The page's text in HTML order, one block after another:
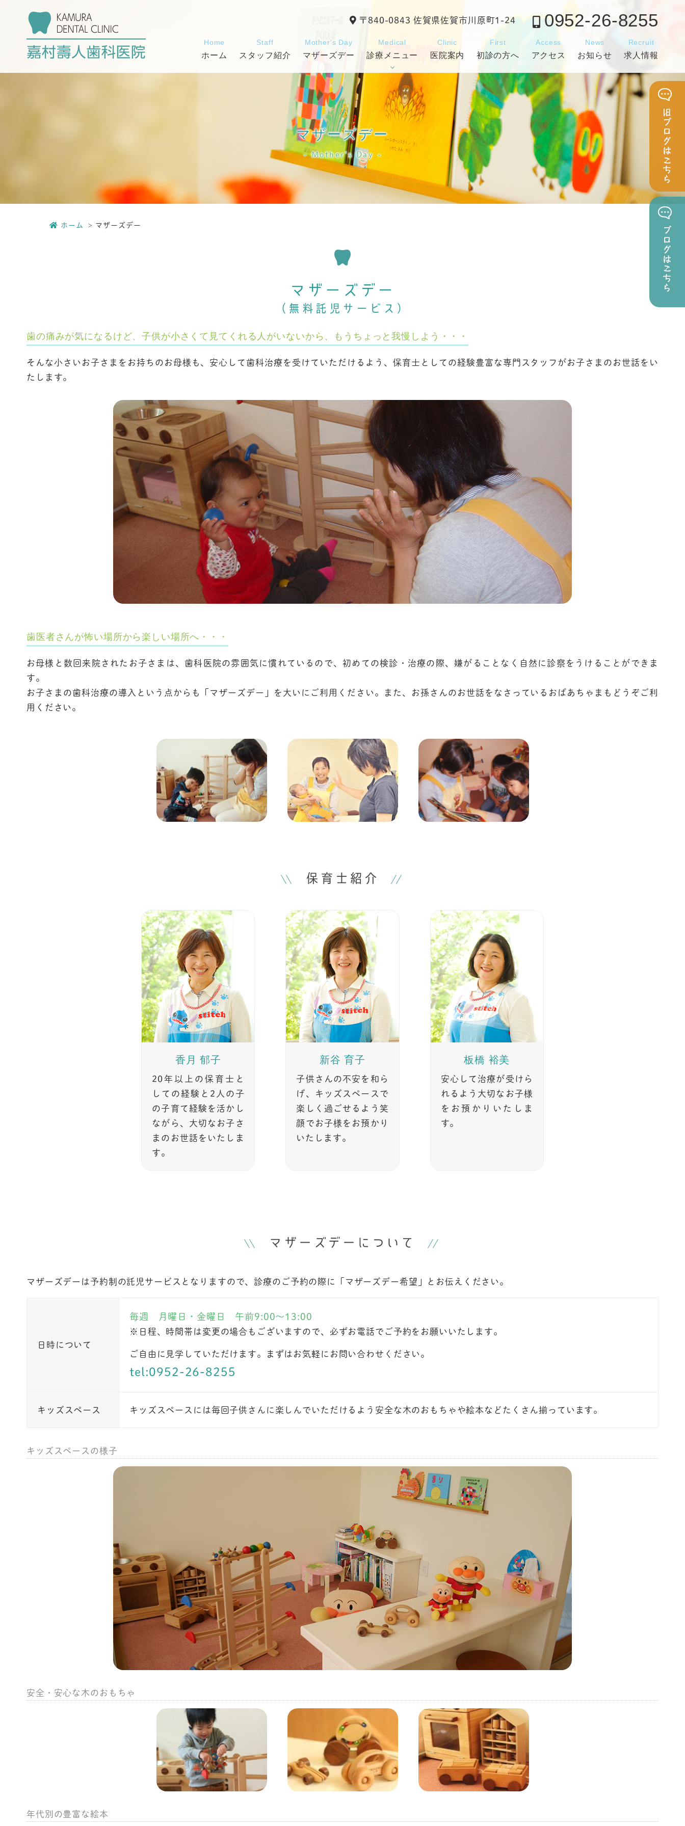
〒840-0843 佐賀県佐賀市川原町1-24 0952-26-8255
Home
ホーム
Staff
スタッフ紹介
Mother's Day
マザーズデー
Medical
診療メニュー
Clinic
医院案内
First
初診の方へ
Access
アクセス
News
お知らせ
Recruit
求人情報
マザーズデー
Mother's Day
ホーム マザーズデー
マザーズデー
（無料託児サービス）
歯の痛みが気になるけど、子供が小さくて見てくれる人がいないから、もうちょっと我慢しよう・・・
そんな小さいお子さまをお持ちのお母様も、安心して歯科治療を受けていただけるよう、保育士としての経験豊富な専門スタッフがお子さまのお世話をい
たします。
歯医者さんが怖い場所から楽しい場所へ・・・
お母様と数回来院されたお子さまは、歯科医院の雰囲気に慣れているので、初めての検診・治療の際、嫌がることなく自然に診察をうけることができま
す。
お子さまの歯科治療の導入という点からも「マザーズデー」を大いにご利用ください。また、お孫さんのお世話をなさっているおばあちゃまもどうぞご利
用ください。
保育士紹介
香月 郁子
20年以上の保育士と
しての経験と2人の子
の子育て経験を活かし
ながら、大切なお子さ
まのお世話をいたしま
す。
新谷 育子
子供さんの不安を和ら
げ、キッズスペースで
楽しく過ごせるよう笑
顔でお子様をお預かり
いたします。
板橋 裕美
安心して治療が受けら
れるよう大切なお子様
をお預かりいたしま
す。
マザーズデーについて
マザーズデーは予約制の託児サービスとなりますので、診療のご予約の際に「マザーズデー希望」とお伝えください。
日時について
毎週 月曜日・金曜日 午前9:00～13:00
※日程、時間帯は変更の場合もございますので、必ずお電話でご予約をお願いいたします。
ご自由に見学していただけます。まずはお気軽にお問い合わせください。
tel:0952-26-8255
キッズスペース キッズスペースには毎回子供さんに楽しんでいただけるよう安全な木のおもちゃや絵本などたくさん揃っています。
キッズスペースの様子
安全・安心な木のおもちゃ
年代別の豊富な絵本